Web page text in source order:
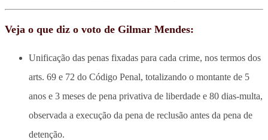
Veja o que diz o voto de Gilmar Mendes:
Unificação das penas fixadas para cada crime, nos termos dos
arts. 69 e 72 do Código Penal, totalizando o montante de 5
anos e 3 meses de pena privativa de liberdade e 80 dias-multa,
observada a execução da pena de reclusão antes da pena de
detenção.